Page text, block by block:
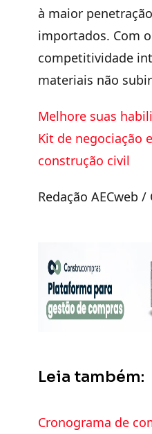
à maior
importados. Com
competitividade
materiais não
Melhore suas
Kit de negociação
construção civil
Redação AECweb
Leia também:
Cronograma de